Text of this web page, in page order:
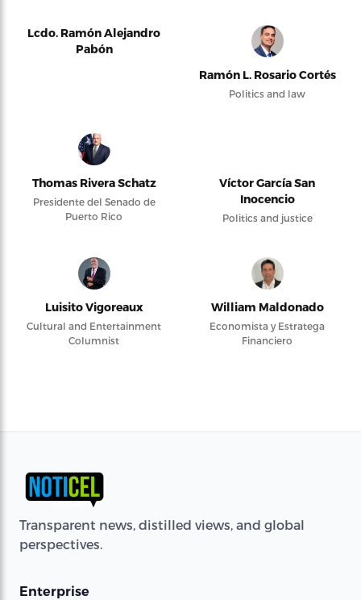
Lcdo. Ramón Alejandro
Pabón
Ramón L. Rosario Cortés
Politics and law
Thomas Rivera Schatz
Presidente del Senado de
Puerto Rico
Víctor García San
Inocencio
Politics and justice
Luisito Vigoreaux
Cultural and Entertainment
Columnist
William Maldonado
Economista y Estratega
Financiero
Transparent news, distilled views, and global
perspectives.
Enterprise